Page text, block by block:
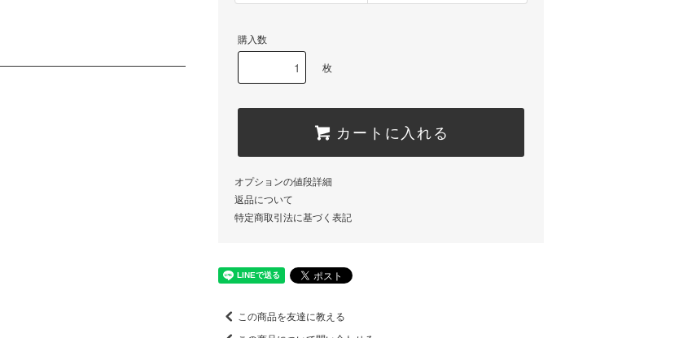
購入数
枚
カートに入れる
オプションの値段詳細
返品について
特定商取引法に基づく表記
この商品を友達に教える